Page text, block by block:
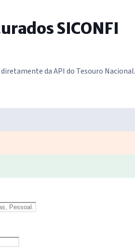
SICONFI
diretamente da API do Tesouro